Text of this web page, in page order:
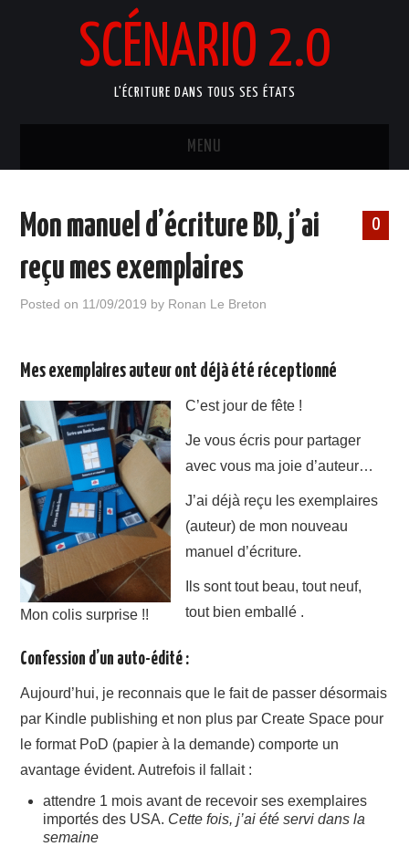
SCÉNARIO 2.0
L'ÉCRITURE DANS TOUS SES ÉTATS
MENU
ATELIERS ARTISTIQUES
MANUELS D’ÉCRITURE
PORTFOLIO
A PROPOS
CONTACT
0
Mon manuel d’écriture BD, j’ai
reçu mes exemplaires
Posted on 11/09/2019 by Ronan Le Breton
Mes exemplaires auteur ont déjà été réceptionné
Mon colis surprise !!
C’est jour de fête !
Je vous écris pour partager
avec vous ma joie d’auteur…
J’ai déjà reçu les exemplaires
(auteur) de mon nouveau
manuel d’écriture.
Ils sont tout beau, tout neuf,
tout bien emballé .
Confession d’un auto-édité :
Aujourd’hui, je reconnais que le fait de passer désormais
par Kindle publishing et non plus par Create Space pour
le format PoD (papier à la demande) comporte un
avantage évident. Autrefois il fallait :
attendre 1 mois avant de recevoir ses exemplaires
importés des USA. Cette fois, j’ai été servi dans la
semaine